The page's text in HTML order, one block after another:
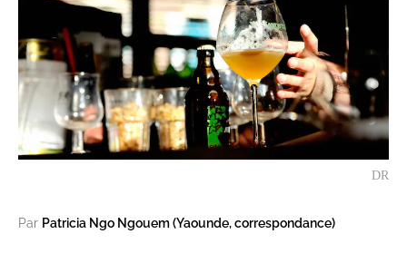
DR
Par Patricia Ngo Ngouem (Yaounde, correspondance)